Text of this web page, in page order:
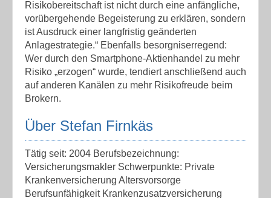
Risikobereitschaft ist nicht durch eine anfängliche,
vorübergehende Begeisterung zu erklären, sondern
ist Ausdruck einer langfristig geänderten
Anlagestrategie.“ Ebenfalls besorgniserregend:
Wer durch den Smartphone-Aktienhandel zu mehr
Risiko „erzogen“ wurde, tendiert anschließend auch
auf anderen Kanälen zu mehr Risikofreude beim
Brokern.
Über Stefan Firnkäs
Tätig seit: 2004 Berufsbezeichnung:
Versicherungsmakler Schwerpunkte: Private
Krankenversicherung Altersvorsorge
Berufsunfähigkeit Krankenzusatzversicherung